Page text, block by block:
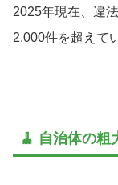
2025年現在、違
2,000件を超えて
🧹 自治体の粗